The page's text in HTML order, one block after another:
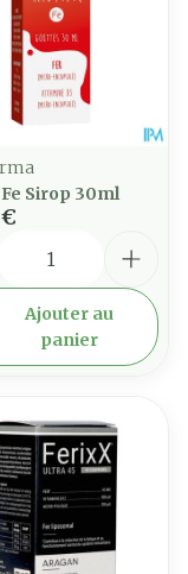
Sirop 30ml
Ajouter au
panier